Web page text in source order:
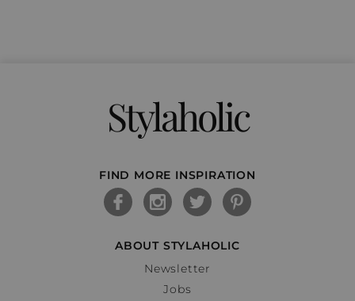
Stylaholic
FIND MORE INSPIRATION
ABOUT STYLAHOLIC
Newsletter
Jobs